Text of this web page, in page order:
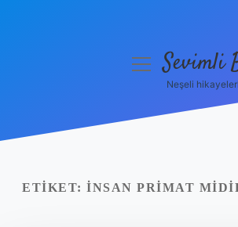
Yasal Uyarı
menüyüSevimli
Neşeli
ETIKET: İNSAN PRIMAT